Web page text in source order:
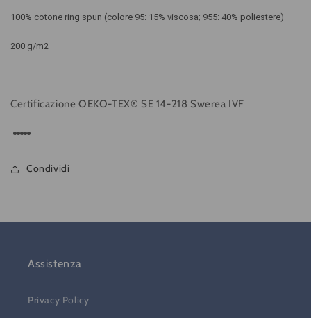
100% cotone ring spun (colore 95: 15% viscosa; 955: 40% poliestere)
200 g/m2
Certificazione OEKO-TEX® SE 14-218 Swerea IVF
Condividi
Assistenza
Privacy Policy